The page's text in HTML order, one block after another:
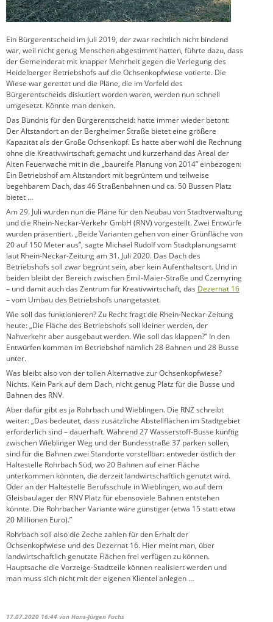
Ein Bürgerentscheid im Juli 2019, der zwar rechtlich nicht bindend
war, weil nicht genug Menschen abgestimmt hatten, führte dazu, dass
der Gemeinderat mit knapper Mehrheit gegen die Verlegung des
Heidelberger Betriebshofs auf die Ochsenkopfwiese votierte. Die
Wiese war gerettet und die Pläne, die im Vorfeld des
Bürgerentscheids diskutiert worden waren, werden nun schnell
umgesetzt. Könnte man denken.
Das Bündnis für den Bürgerentscheid: hatte immer wieder betont:
Der Altstandort an der Bergheimer Straße bietet eine größere
Kapazität als der Große Ochsenkopf. Es hatte aber wohl die Rechnung
ohne die Kreativwirtschaft gemacht und kurzerhand das Areal der
Alten Feuerwache mit in die „baureife Planung von 2014” einbezogen:
Ein Betriebshof am Altstandort mit begrüntem und teilweise
begehbarem Dach, das 46 Straßenbahnen und ca. 50 Bussen Platz
bietet …
Am 29. Juli wurden nun die Pläne für den Neubau von Stadtverwaltung
und die Rhein-Neckar-Verkehr GmbH (RNV) vorgestellt. Zwei Entwürfe
wurden präsentiert. „Beide Varianten gehen von einer Grünfläche von
20 auf 150 Meter aus”, sagte Michael Rudolf vom Stadtplanungsamt
laut Rhein-Neckar-Zeitung am 31. Juli 2020. Das Dach des
Betriebshofs soll zwar begrünt sein, aber kein Aufenthaltsort. Und in
beiden bleibt der Bereich zwischen Emil-Maier-Straße und Czernyring
– und damit auch das Zentrum für Kreativwirtschaft, das Dezernat 16
– vom Umbau des Betriebshofs unangetastet.
Wie soll das funktionieren? Zu Recht fragt die Rhein-Neckar-Zeitung
heute: „Die Fläche des Betriebshofs soll kleiner werden, der
Nahverkehr aber ausgebaut werden. Wie soll das klappen?” In den
Entwürfen kommen im Betriebshof nämlich 28 Bahnen und 28 Busse
unter.
Was bleibt also von der tollen Alternative zur Ochsenkopfwiese?
Nichts. Kein Park auf dem Dach, nicht genug Platz für die Busse und
Bahnen des RNV.
Aber dafür gibt es ja Rohrbach und Wieblingen. Die RNZ schreibt
weiter: „Das bedeutet, dass zusätzliche Abstellflächen im Stadtgebiet
erforderlich sind – dauerhaft. Während 27 Wasserstoff-Busse künftig
zwischen Wieblinger Weg und der Bundesstraße 37 parken sollen,
sind für die Bahnen zwei Standorte vorstellbar: entweder östlich der
Haltestelle Rohrbach Süd, wo 20 Bahnen auf einer Fläche
unterkommen könnten, die derzeit landwirtschaftlich genutzt wird.
Oder an der Haltestelle Berufsschule in Wieblingen, wo auf dem
Gleisbaulager der RNV Platz für ebensoviele Bahnen entstehen
könnte. Die Rohrbacher Variante wäre günstiger (etwa 15 statt etwa
20 Millionen Euro).”
Rohrbach soll also die Zeche zahlen für den Erhalt der
Ochsenkopfwiese und des Dezernat 16. Hier meint man, über
landwirtschaftlich genutzte Flächen frei verfügen zu können.
Hauptsache die Vorzeige-Stadtteile können realisiert werden und
man muss sich nicht mit der eigenen Klientel anlegen …
17.07.2020 16:44 von Hans-Jürgen Fuchs